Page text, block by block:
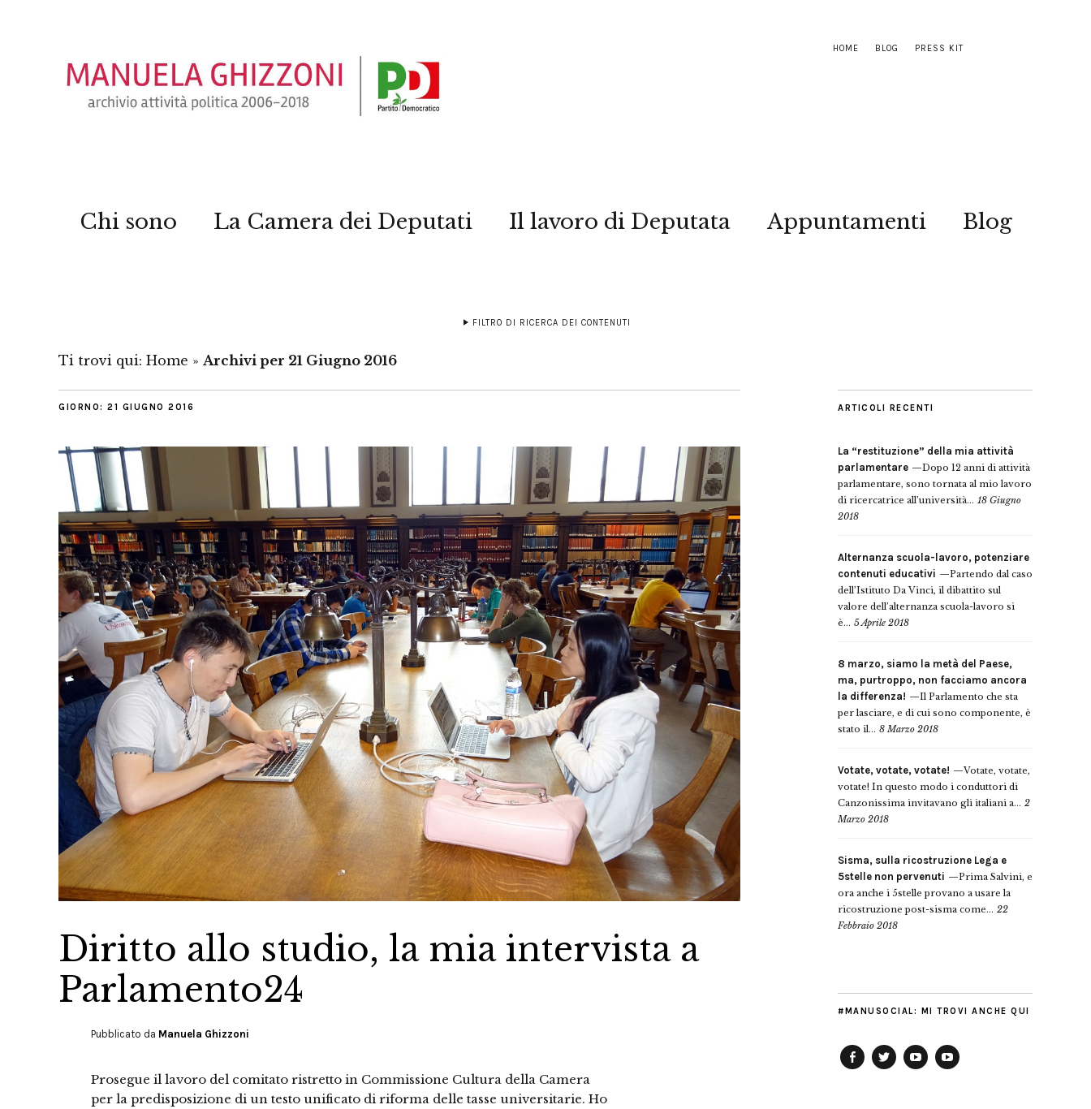
HOME BLOG PRESS KIT
Chi sono La Camera dei Deputati Il lavoro di Deputata Appuntamenti Blog
FILTRO DI RICERCA DEI CONTENUTI
Ti trovi qui: Home » Archivi per 21 Giugno 2016
GIORNO: 21 GIUGNO 2016
Diritto allo studio, la mia intervista a
Parlamento24
Pubblicato da Manuela Ghizzoni
Prosegue il lavoro del comitato ristretto in Commissione Cultura della Camera
per la predisposizione di un testo unificato di riforma delle tasse universitarie. Ho
ARTICOLI RECENTI
La “restituzione” della mia attività
parlamentare
Dopo 12 anni di attività
parlamentare, sono tornata al mio lavoro
di ricercatrice all’università... 18 Giugno
2018
Alternanza scuola-lavoro, potenziare
contenuti educativi
Partendo dal caso
dell’Istituto Da Vinci, il dibattito sul
valore dell’alternanza scuola-lavoro si
è... 5 Aprile 2018
8 marzo, siamo la metà del Paese,
ma, purtroppo, non facciamo ancora
la differenza!
Il Parlamento che sta
per lasciare, e di cui sono componente, è
stato il... 8 Marzo 2018
Votate, votate, votate!
Votate, votate,
votate! In questo modo i conduttori di
Canzonissima invitavano gli italiani a... 2
Marzo 2018
Sisma, sulla ricostruzione Lega e
5stelle non pervenuti
Prima Salvini, e
ora anche i 5stelle provano a usare la
ricostruzione post-sisma come... 22
Febbraio 2018
#MANUSOCIAL: MI TROVI ANCHE QUI